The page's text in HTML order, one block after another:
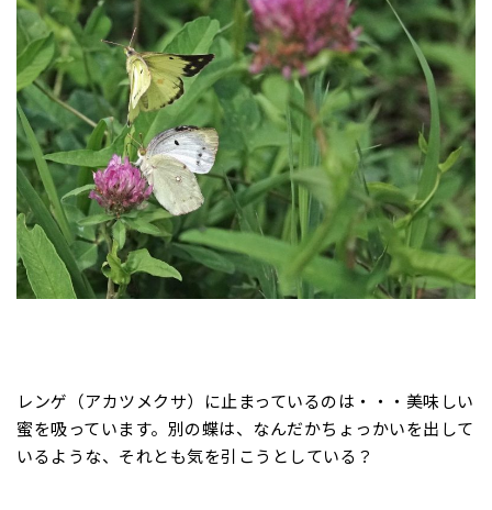
レンゲ（アカツメクサ）に止まっているのは・・・美味しい
蜜を吸っています。別の蝶は、なんだかちょっかいを出して
いるような、それとも気を引こうとしている？